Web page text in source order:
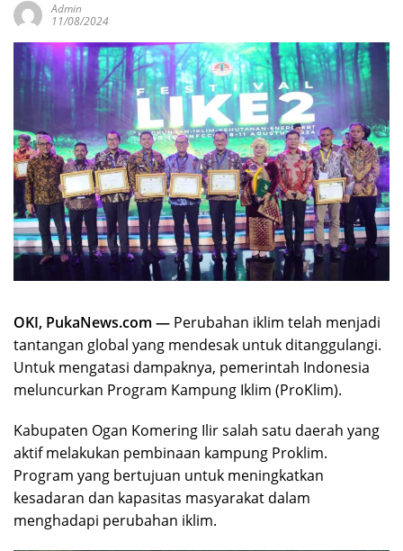
Admin
11/08/2024
OKI, PukaNews.com — Perubahan iklim telah menjadi
tantangan global yang mendesak untuk ditanggulangi.
Untuk mengatasi dampaknya, pemerintah Indonesia
meluncurkan Program Kampung Iklim (ProKlim).
Kabupaten Ogan Komering Ilir salah satu daerah yang
aktif melakukan pembinaan kampung Proklim.
Program yang bertujuan untuk meningkatkan
kesadaran dan kapasitas masyarakat dalam
menghadapi perubahan iklim.